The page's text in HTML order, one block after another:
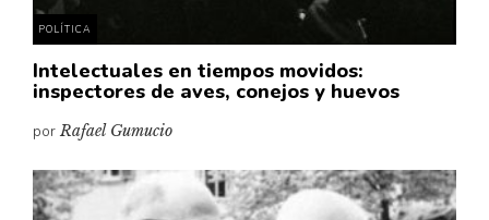
Historia material de los libros
Lagunas mentales
Libros
Libros usados
Literatura
POLÍTICA
Intelectuales en tiempos movidos:
inspectores de aves, conejos y huevos
porRafael Gumucio